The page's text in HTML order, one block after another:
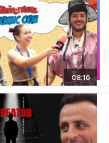
08:16